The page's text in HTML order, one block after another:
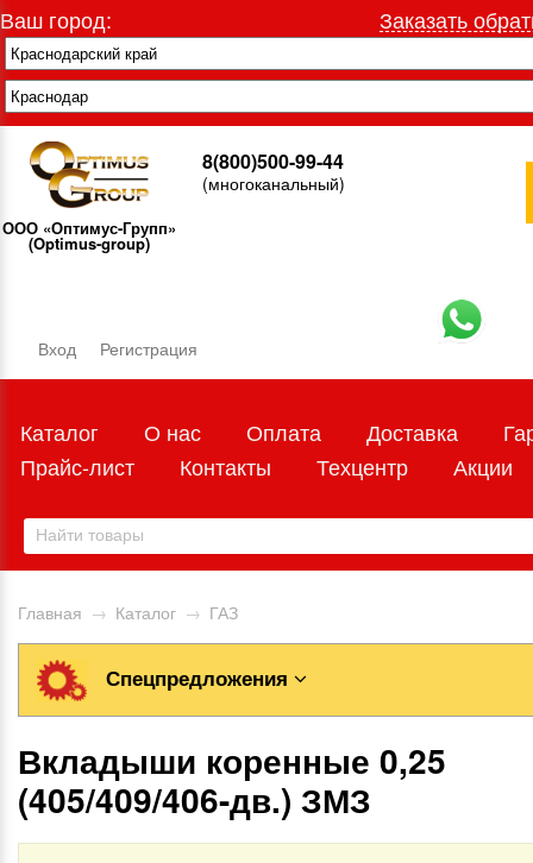
Ваш город: Заказать
ООО «Оптимус-Групп»
(Optimus-group)
8(800)500-99-44
(многоканальный)
Вход Регистрация
Каталог О нас Оплата Доставка
Прайс-лист
Контакты Техцентр Акции
Главная → Каталог → ГАЗ
Спецпредложения
Вкладыши коренные 0,25
(405/409/406-дв.) ЗМЗ